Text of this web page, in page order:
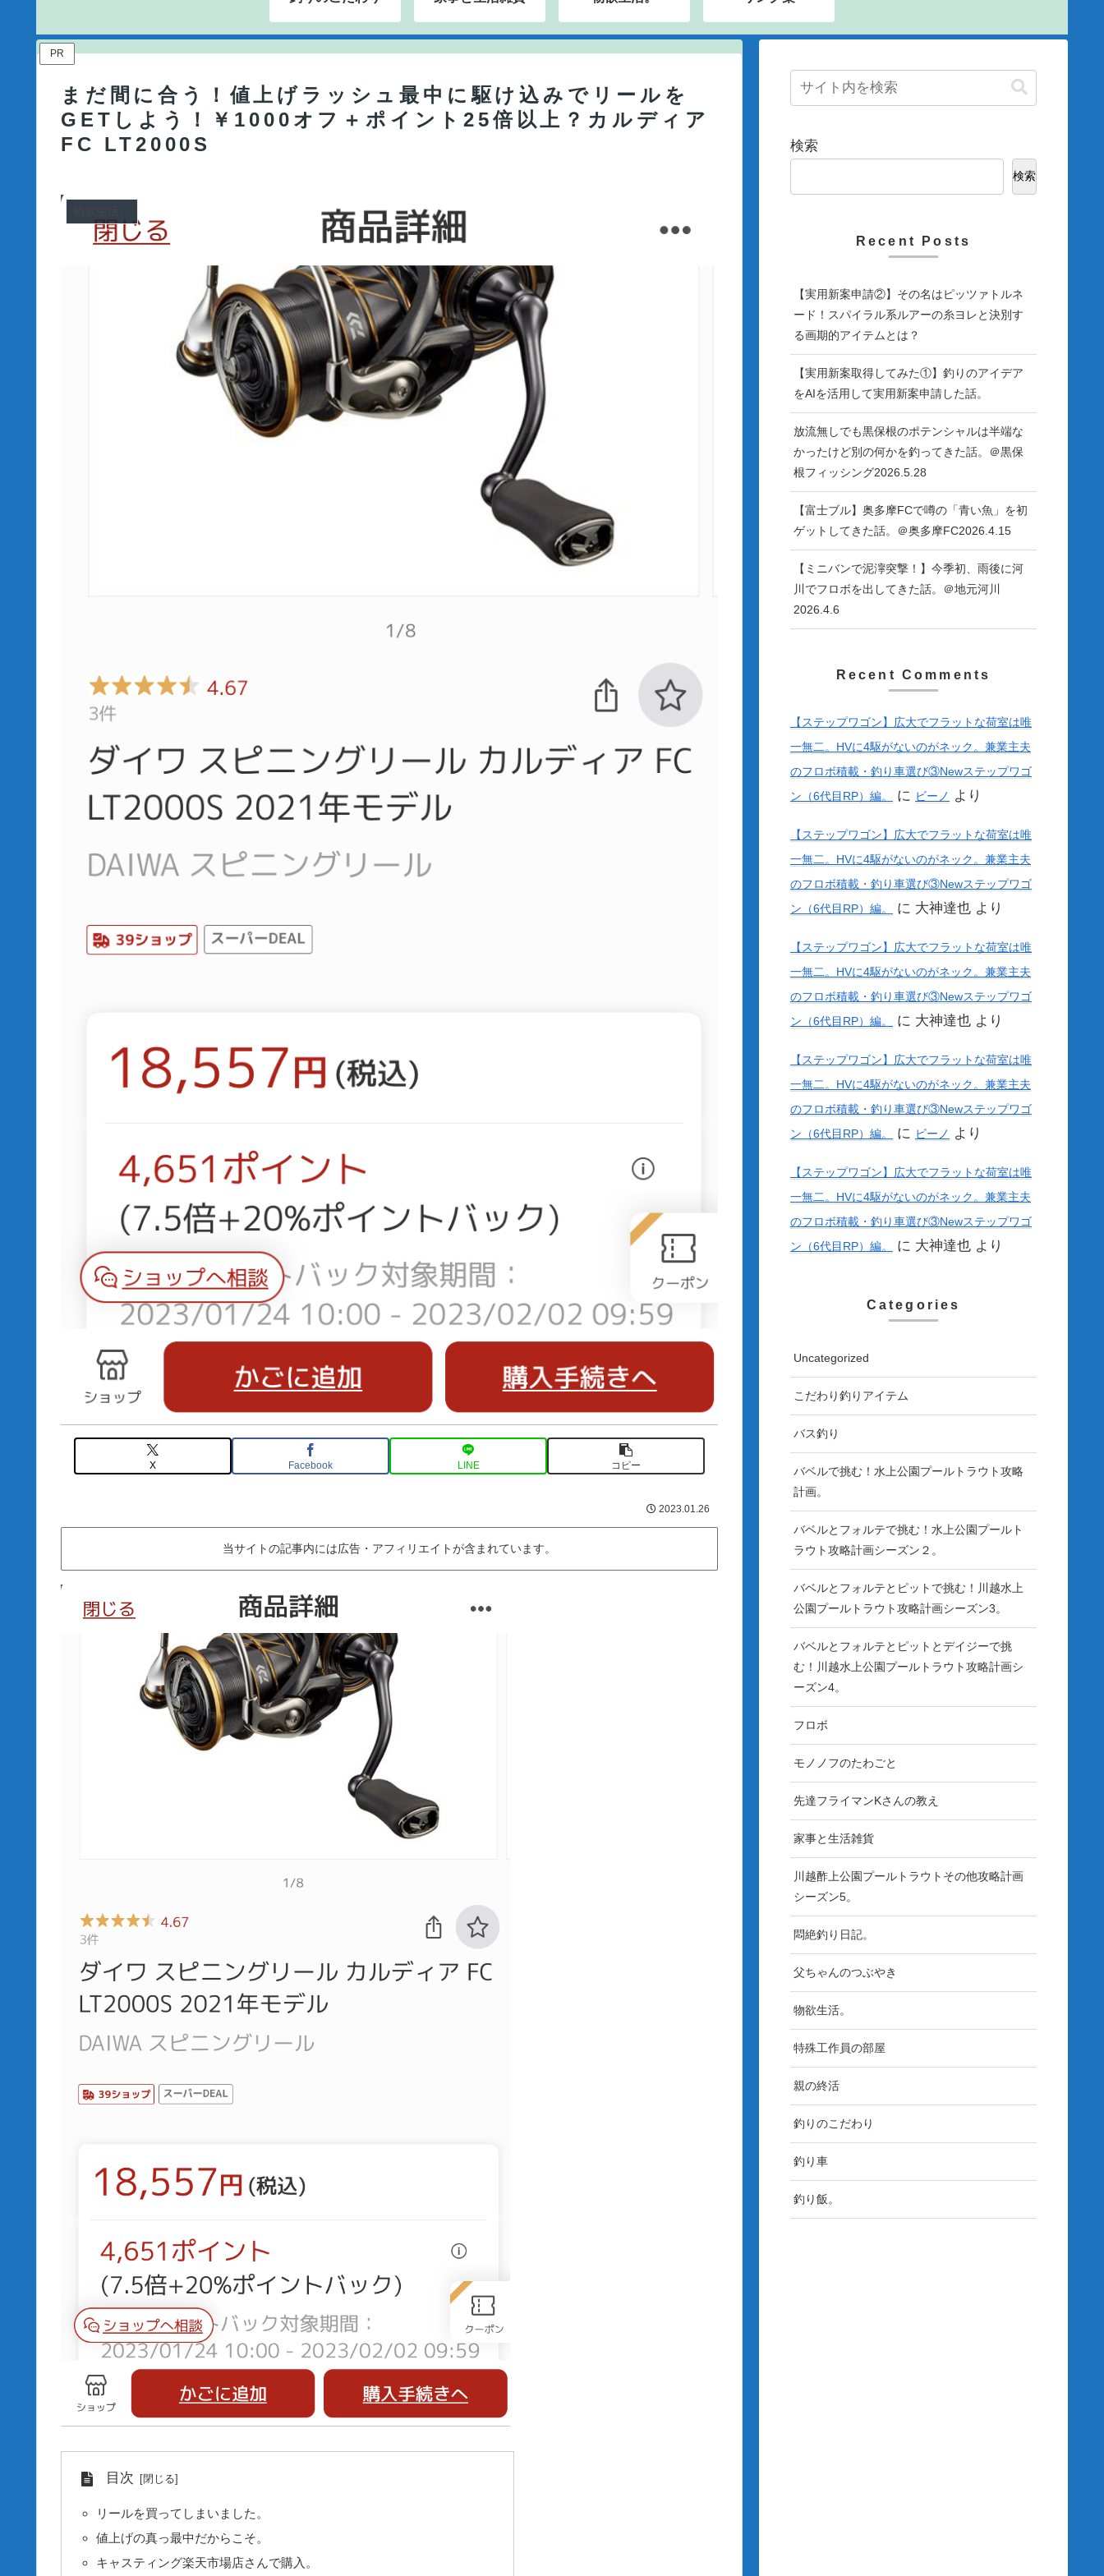
PR
まだ間に合う！値上げラッシュ最中に駆け込みでリールを
GETしよう！￥1000オフ＋ポイント25倍以上？カルディア
FC LT2000S
X Facebook LINE コピー
2023.01.26
当サイトの記事内には広告・アフィリエイトが含まれています。
目次
リールを買ってしまいました。
値上げの真っ最中だからこそ。
キャスティング楽天市場店さんで購入。
検索
検索
Recent Posts
【実用新案申請②】その名はピッツァトルネ
ード！スパイラル系ルアーの糸ヨレと決別す
る画期的アイテムとは？
【実用新案取得してみた①】釣りのアイデア
をAIを活用して実用新案申請した話。
放流無しでも黒保根のポテンシャルは半端な
かったけど別の何かを釣ってきた話。＠黒保
根フィッシング2026.5.28
【富士ブル】奥多摩FCで噂の「青い魚」を初
ゲットしてきた話。＠奥多摩FC2026.4.15
【ミニバンで泥濘突撃！】今季初、雨後に河
川でフロボを出してきた話。＠地元河川
2026.4.6
Recent Comments
【ステップワゴン】広大でフラットな荷室は唯
一無二。HVに4駆がないのがネック。兼業主夫
のフロボ積載・釣り車選び③Newステップワゴ
ン（6代目RP）編。
に ビーノ より
【ステップワゴン】広大でフラットな荷室は唯
一無二。HVに4駆がないのがネック。兼業主夫
のフロボ積載・釣り車選び③Newステップワゴ
ン（6代目RP）編。
に 大神達也 より
【ステップワゴン】広大でフラットな荷室は唯
一無二。HVに4駆がないのがネック。兼業主夫
のフロボ積載・釣り車選び③Newステップワゴ
ン（6代目RP）編。
に 大神達也 より
【ステップワゴン】広大でフラットな荷室は唯
一無二。HVに4駆がないのがネック。兼業主夫
のフロボ積載・釣り車選び③Newステップワゴ
ン（6代目RP）編。
に ビーノ より
【ステップワゴン】広大でフラットな荷室は唯
一無二。HVに4駆がないのがネック。兼業主夫
のフロボ積載・釣り車選び③Newステップワゴ
ン（6代目RP）編。
に 大神達也 より
Categories
Uncategorized
こだわり釣りアイテム
バス釣り
バベルで挑む！水上公園プールトラウト攻略
計画。
バベルとフォルテで挑む！水上公園プールト
ラウト攻略計画シーズン２。
バベルとフォルテとピットで挑む！川越水上
公園プールトラウト攻略計画シーズン3。
バベルとフォルテとピットとデイジーで挑
む！川越水上公園プールトラウト攻略計画シ
ーズン4。
フロボ
モノノフのたわごと
先達フライマンKさんの教え
家事と生活雑貨
川越酢上公園プールトラウトその他攻略計画
シーズン5。
悶絶釣り日記。
父ちゃんのつぶやき
物欲生活。
特殊工作員の部屋
親の終活
釣りのこだわり
釣り車
釣り飯。